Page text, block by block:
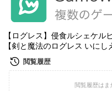
【ログレス】侵食ルシェケル
【剣と魔法のログレス いにし